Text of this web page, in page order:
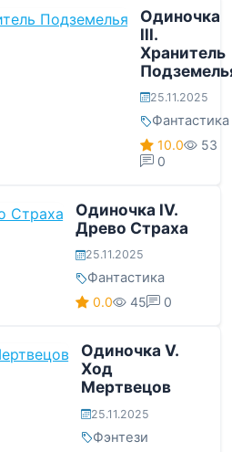
Одиночка
lll.
Хранитель
25.11.2025
Фантастика
10.0
53
0
Одиночка lV.
Древо Страха
25.11.2025
Фантастика
0.0 45 0
Одиночка V.
Ход
Мертвецов
25.11.2025
Фэнтези